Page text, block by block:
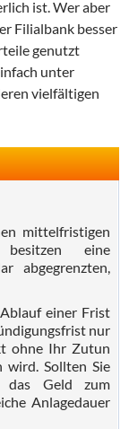
ist. Wer aber
Filialbank besser
genutzt
unter
vielfältigen
mittelfristigen
eine
abgegrenzten,
einer Frist
nur
ohne Ihr Zutun
Sollten Sie
das Geld zum
Anlagedauer